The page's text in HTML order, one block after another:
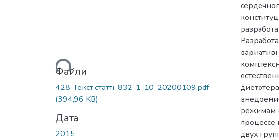
Вантажиться...
Файли
428-Текст статті-832-1-10-20200109.pdf
(394,96 KB)
Дата
2015
режимам
процессе
двух